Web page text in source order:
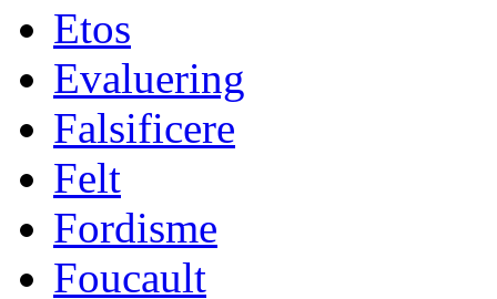
Etos
Evaluering
Falsificere
Felt
Fordisme
Foucault